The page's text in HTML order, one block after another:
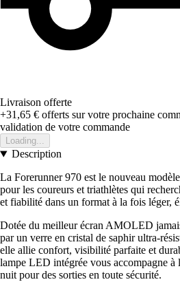
Livraison offerte
+31,65 € offerts sur votre prochaine
validation de votre commande
Loading...
Description
La Forerunner 970 est le nouveau
pour les coureurs et triathlètes qui
et fiabilité dans un format à la fois léger,
Dotée du meilleur écran AMOLED
par un verre en cristal de saphir ultra-
elle allie confort, visibilité parfaite et
lampe LED intégrée vous accompagne à
nuit pour des sorties en toute sécurité.